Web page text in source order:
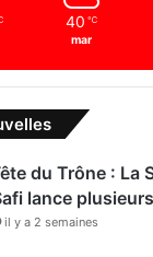
40 ℃
mar
du Trône : La
lance
il y a 2 semaines